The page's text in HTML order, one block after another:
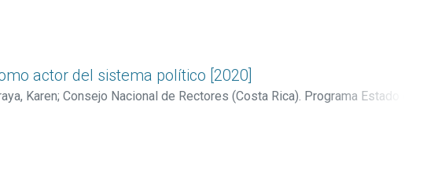
actor del sistema político [2020]
Karen; Consejo Nacional de Rectores (Costa Rica). Programa Estado de la